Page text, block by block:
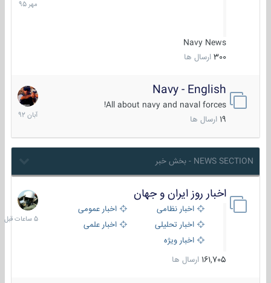
Navy News
300 ارسال ها
Navy - English
All about navy and naval forces!
ارسال ها
22
آبان
1392
NEWS SECTION - بخش خبر
اخبار روز ایران و جهان
اخبار نظامی
اخبار عمومی
اخبار تحلیلی
اخبار علمی
اخبار ویژه
161,705 ارسال ها
5
ساعات
قبل